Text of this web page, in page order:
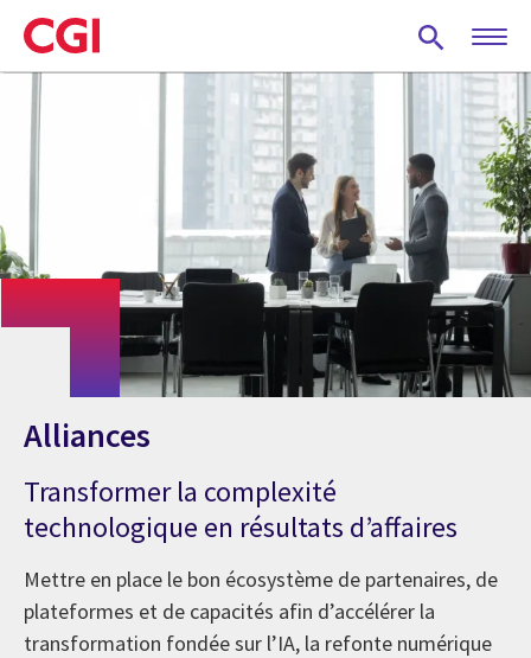
Skip
to
main
content
Alliances
Transformer la complexité
technologique en résultats d’affaires
Mettre en place le bon écosystème de partenaires, de
plateformes et de capacités afin d’accélérer la
transformation fondée sur l’IA, la refonte numérique